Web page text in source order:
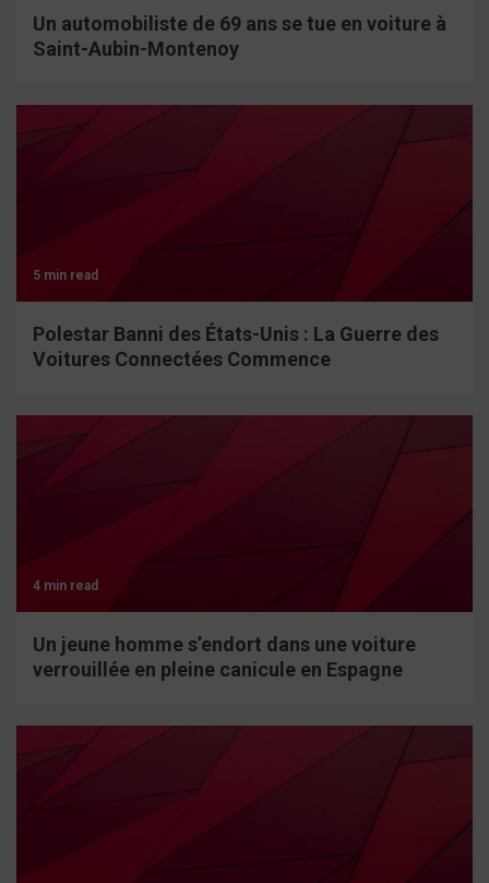
Un automobiliste de 69 ans se tue en voiture à
Saint-Aubin-Montenoy
5 min read
Polestar Banni des États-Unis : La Guerre des
Voitures Connectées Commence
4 min read
Un jeune homme s’endort dans une voiture
verrouillée en pleine canicule en Espagne